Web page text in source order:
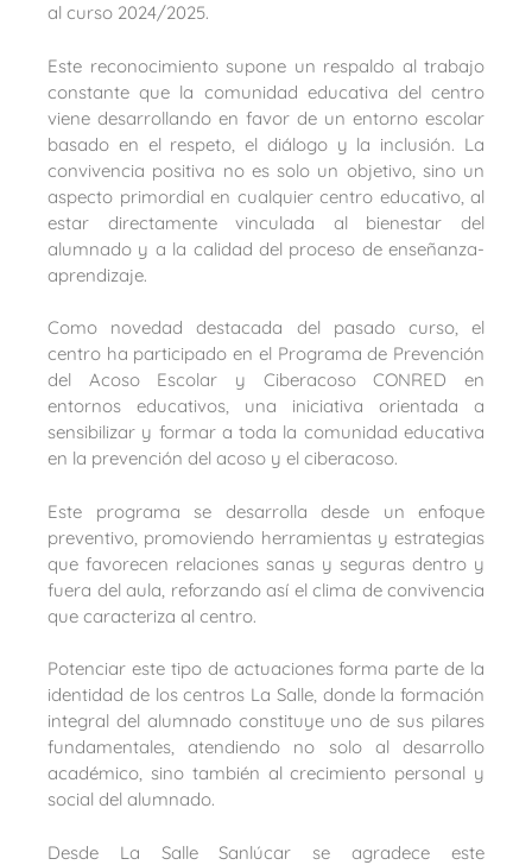
al curso 2024/2025.
Este reconocimiento supone un respaldo al trabajo
constante que la comunidad educativa del centro
viene desarrollando en favor de un entorno escolar
basado en el respeto, el diálogo y la inclusión. La
convivencia positiva no es solo un objetivo, sino un
aspecto primordial en cualquier centro educativo, al
estar directamente vinculada al bienestar del
alumnado y a la calidad del proceso de enseñanza-
aprendizaje.
Como novedad destacada del pasado curso, el
centro ha participado en el Programa de Prevención
del Acoso Escolar y Ciberacoso CONRED en
entornos educativos, una iniciativa orientada a
sensibilizar y formar a toda la comunidad educativa
en la prevención del acoso y el ciberacoso.
Este programa se desarrolla desde un enfoque
preventivo, promoviendo herramientas y estrategias
que favorecen relaciones sanas y seguras dentro y
fuera del aula, reforzando así el clima de convivencia
que caracteriza al centro.
Potenciar este tipo de actuaciones forma parte de la
identidad de los centros La Salle, donde la formación
integral del alumnado constituye uno de sus pilares
fundamentales, atendiendo no solo al desarrollo
académico, sino también al crecimiento personal y
social del alumnado.
Desde La Salle Sanlúcar se agradece este